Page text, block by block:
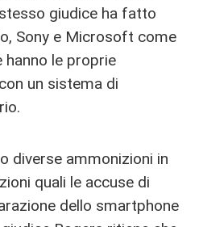
giudice ha fatto
Sony e Microsoft come
hanno le proprie
un sistema di
diverse ammonizioni in
quali le accuse di
dello smartphone